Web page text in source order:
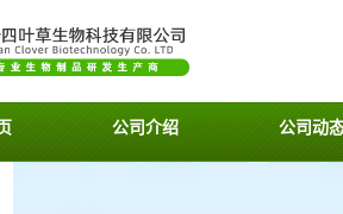
公司介绍 公司动